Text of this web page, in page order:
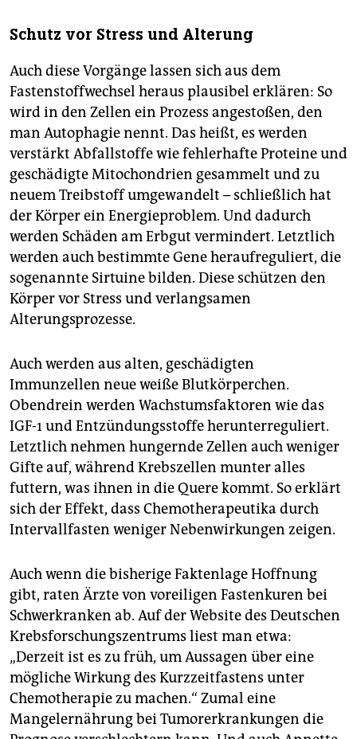
Schutz vor Stress und Alterung
Auch diese Vorgänge lassen sich aus dem
Fastenstoffwechsel heraus plausibel erklären: So
wird in den Zellen ein Prozess angestoßen, den
man Auto­phagie nennt. Das heißt, es werden
verstärkt Abfallstoffe wie fehlerhafte Proteine und
geschädigte Mitochondrien gesammelt und zu
neuem Treibstoff umgewandelt – schließlich hat
der Körper ein Energieproblem. Und dadurch
werden Schäden am Erbgut vermindert. Letztlich
werden auch bestimmte Gene heraufreguliert, die
sogenannte Sirtuine bilden. Diese schützen den
Körper vor Stress und verlangsamen
Alterungsprozesse.
Auch werden aus alten, geschädigten
Immunzellen neue weiße Blutkörperchen.
Obendrein werden Wachstumsfaktoren wie das
IGF-1 und Entzündungsstoffe herunterreguliert.
Letztlich nehmen hungernde Zellen auch weniger
Gifte auf, während Krebszellen munter alles
futtern, was ihnen in die Quere kommt. So erklärt
sich der Effekt, dass Chemotherapeutika durch
Intervallfasten weniger Nebenwirkungen zeigen.
Auch wenn die bisherige Faktenlage Hoffnung
gibt, raten Ärzte von voreiligen Fastenkuren bei
Schwerkranken ab. Auf der Website des Deutschen
Krebsforschungszentrums liest man etwa:
„Derzeit ist es zu früh, um Aussagen über eine
mögliche Wirkung des Kurzzeitfastens unter
Chemotherapie zu machen.“ Zumal eine
Mangelernährung bei Tumorerkrankungen die